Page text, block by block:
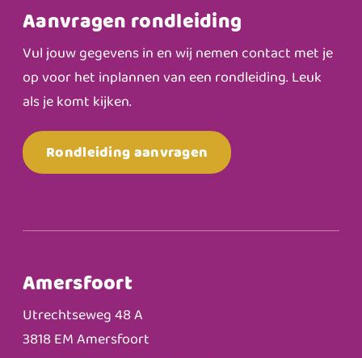
Aanvragen rondleiding
Vul jouw gegevens in en wij nemen contact met je
op voor het inplannen van een rondleiding. Leuk
als je komt kijken.
Rondleiding aanvragen
Amersfoort
Utrechtseweg 48 A
3818 EM Amersfoort